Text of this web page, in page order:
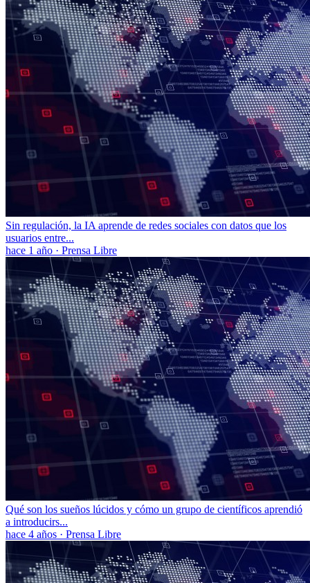
Sin regulación, la IA aprende de redes sociales con datos que los
usuarios entre...
hace 1 año · Prensa Libre
Qué son los sueños lúcidos y cómo un grupo de científicos aprendió
a introducirs...
hace 4 años · Prensa Libre